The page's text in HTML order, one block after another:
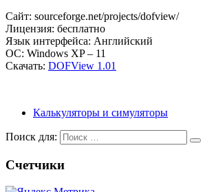
Сайт: sourceforge.net/projects/dofview/
Лицензия: бесплатно
Язык интерфейса: Английский
ОС: Windows XP – 11
Скачать: DOFView 1.01
Калькуляторы и симуляторы
Поиск для:
Счетчики